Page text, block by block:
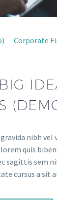
Corporate
BIG
nibh
quis
sagittis sem
cursus a sit